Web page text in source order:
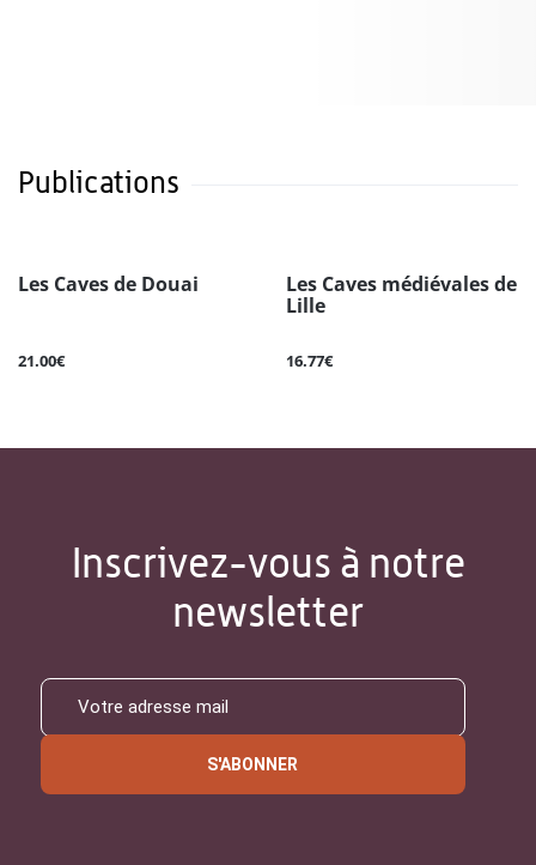
Publications
Les Caves de Douai
21.00€
Les Caves médiévales de
Lille
16.77€
Inscrivez-vous à notre
newsletter
S'ABONNER